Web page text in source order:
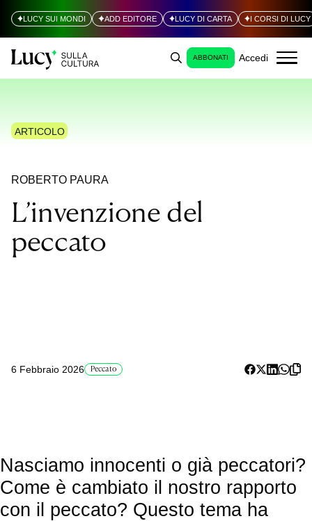
LUCY SUI MONDI ADD EDITORE LUCY DI CARTA I CORSI DI LUCY
ABBONATI Accedi
ARTICOLO
ROBERTO PAURA
L’invenzione del
peccato
6 Febbraio 2026 Peccato
Nasciamo innocenti o già peccatori?
Come è cambiato il nostro rapporto
con il peccato? Questo tema ha